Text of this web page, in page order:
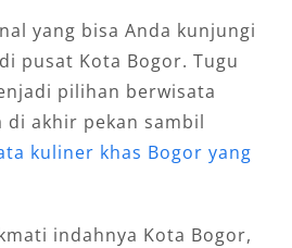
yang bisa Anda kunjungi
pusat Kota Bogor. Tugu
pilihan berwisata
di akhir pekan sambil
kuliner khas Bogor yang
indahnya Kota Bogor,